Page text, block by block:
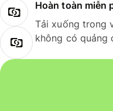
Hoàn toàn miễn
Tải xuống trong
không có quảng